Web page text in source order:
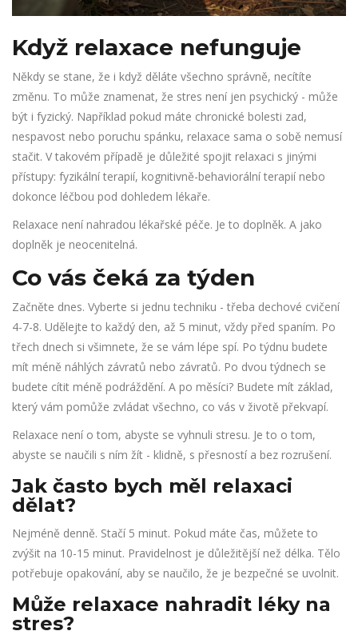
Když relaxace nefunguje
Někdy se stane, že i když děláte všechno správně, necítíte
změnu. To může znamenat, že stres není jen psychický - může
být i fyzický. Například pokud máte chronické bolesti zad,
nespavost nebo poruchu spánku, relaxace sama o sobě nemusí
stačit. V takovém případě je důležité spojit relaxaci s jinými
přístupy: fyzikální terapií, kognitivně-behaviorální terapií nebo
dokonce léčbou pod dohledem lékaře.
Relaxace není nahradou lékařské péče. Je to doplněk. A jako
doplněk je neocenitelná.
Co vás čeká za týden
Začněte dnes. Vyberte si jednu techniku - třeba dechové cvičení
4-7-8. Udělejte to každý den, až 5 minut, vždy před spaním. Po
třech dnech si všimnete, že se vám lépe spí. Po týdnu budete
mít méně náhlých závratů nebo závratů. Po dvou týdnech se
budete cítit méně podráždění. A po měsíci? Budete mít základ,
který vám pomůže zvládat všechno, co vás v životě překvapí.
Relaxace není o tom, abyste se vyhnuli stresu. Je to o tom,
abyste se naučili s ním žít - klidně, s přesností a bez rozrušení.
Jak často bych měl relaxaci
dělat?
Nejméně denně. Stačí 5 minut. Pokud máte čas, můžete to
zvýšit na 10-15 minut. Pravidelnost je důležitější než délka. Tělo
potřebuje opakování, aby se naučilo, že je bezpečné se uvolnit.
Může relaxace nahradit léky na
stres?